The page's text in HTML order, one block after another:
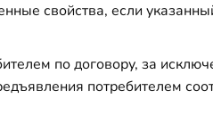
свойства, если
по договору, за
потребителем